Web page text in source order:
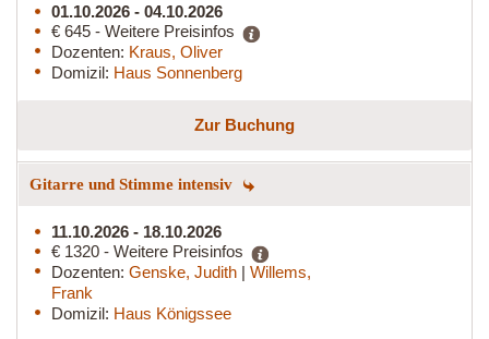
01.10.2026 - 04.10.2026
€ 645 - Weitere Preisinfos
Dozenten: Kraus, Oliver
Domizil: Haus Sonnenberg
Zur Buchung
Gitarre und Stimme intensiv
11.10.2026 - 18.10.2026
€ 1320 - Weitere Preisinfos
Dozenten: Genske, Judith | Willems,
Frank
Domizil: Haus Königssee